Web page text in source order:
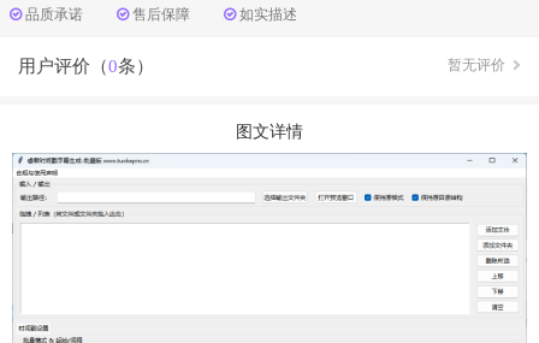
品质承诺 售后保障 如实描述
用户评价（0条） 暂无评价
图文详情